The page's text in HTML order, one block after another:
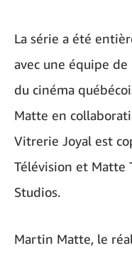
La série a été
avec une équipe
du cinéma
Matte en
Vitrerie Joyal est
Télévision et Matte
Studios.
Martin Matte, le